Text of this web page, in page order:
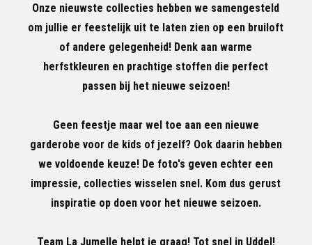
Onze nieuwste collecties hebben we samengesteld
om jullie er feestelijk uit te laten zien op een bruiloft
of andere gelegenheid! Denk aan warme
herfstkleuren en prachtige stoffen die perfect
passen bij het nieuwe seizoen!
Geen feestje maar wel toe aan een nieuwe
garderobe voor de kids of jezelf? Ook daarin hebben
we voldoende keuze! De foto's geven echter een
impressie, collecties wisselen snel. Kom dus gerust
inspiratie op doen voor het nieuwe seizoen.
Team La Jumelle helpt je graag! Tot snel in Uddel!